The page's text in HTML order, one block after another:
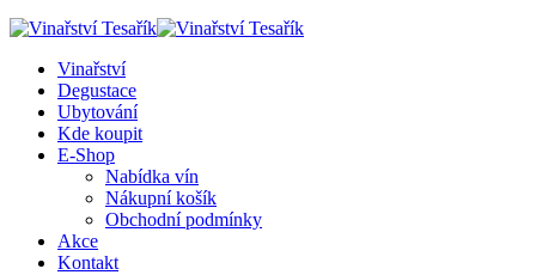
Vinařství
Degustace
Ubytování
Kde koupit
E-Shop
Nabídka vín
Nákupní košík
Obchodní podmínky
Akce
Kontakt